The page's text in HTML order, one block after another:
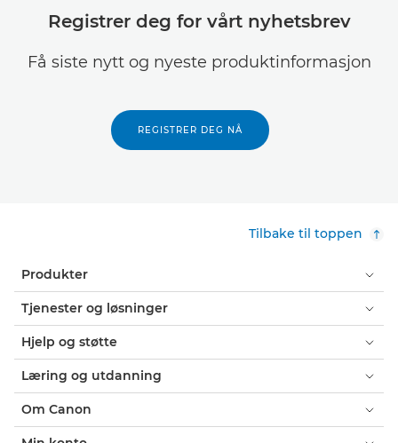
Registrer deg for vårt nyhetsbrev
Få siste nytt og nyeste produktinformasjon
REGISTRER DEG NÅ
Tilbake til toppen
Produkter
Tjenester og løsninger
Hjelp og støtte
Læring og utdanning
Om Canon